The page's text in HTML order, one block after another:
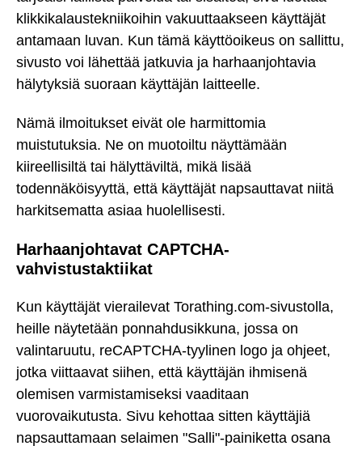
klikkikalaustekniikoihin vakuuttaakseen käyttäjät
antamaan luvan. Kun tämä käyttöoikeus on sallittu,
sivusto voi lähettää jatkuvia ja harhaanjohtavia
hälytyksiä suoraan käyttäjän laitteelle.
Nämä ilmoitukset eivät ole harmittomia
muistutuksia. Ne on muotoiltu näyttämään
kiireellisiltä tai hälyttäviltä, mikä lisää
todennäköisyyttä, että käyttäjät napsauttavat niitä
harkitsematta asiaa huolellisesti.
Harhaanjohtavat CAPTCHA-
vahvistustaktiikat
Kun käyttäjät vierailevat Torathing.com-sivustolla,
heille näytetään ponnahdusikkuna, jossa on
valintaruutu, reCAPTCHA-tyylinen logo ja ohjeet,
jotka viittaavat siihen, että käyttäjän ihmisenä
olemisen varmistamiseksi vaaditaan
vuorovaikutusta. Sivu kehottaa sitten käyttäjiä
napsauttamaan selaimen "Salli"-painiketta osana